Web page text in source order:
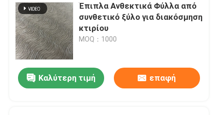
Αφήστε ένα μήνυμα
Φύλλα κοντραπλακέ μπαμπού
Έπιπλα Ανθεκτικά Φύλλα από
συνθετικό ξύλο για διακόσμηση
κτιρίου
MOQ：1000
Καλύτερη τιμή επαφή